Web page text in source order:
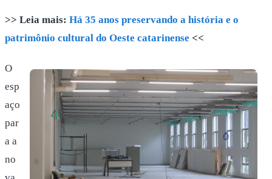
>> Leia mais: Há 35 anos preservando a história e o
patrimônio cultural do Oeste catarinense <<
O
esp
aço
par
a a
no